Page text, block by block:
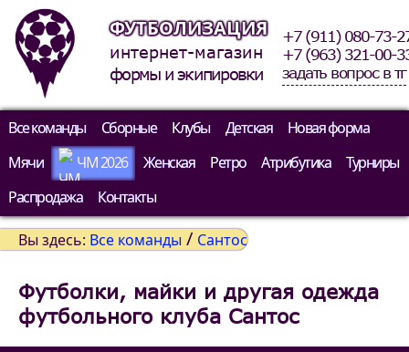
ФУТБОЛИЗАЦИЯ
интернет-магазин
формы и экипировки
+7 (911) 080-73-
+7 (963) 321-00-
задать вопрос в тг
Все команды Сборные Клубы Детская
Новая форма
Мячи
ЧМ 2026 Женская Ретро Атрибутика
Турниры
Распродажа
Контакты
Вы здесь: Все команды / Сантос
Футболки, майки и другая одежда
футбольного клуба Сантос